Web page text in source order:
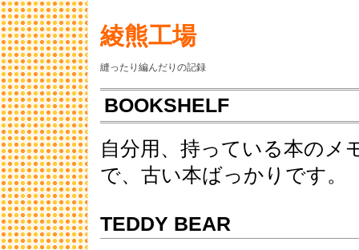
綾熊工場
縫ったり編んだりの記録
BOOKSHELF
自分用、持っている本のメ
で、古い本ばっかりです。
TEDDY BEAR